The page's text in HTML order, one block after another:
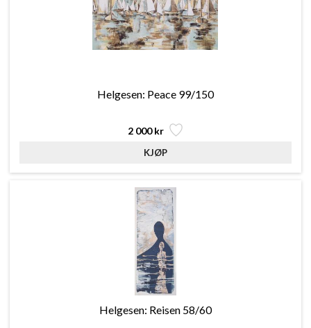
Helgesen: Peace 99/150
2 000 kr
Helgesen: Reisen 58/60